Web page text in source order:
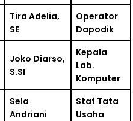
Tira Adelia,
SE
Operator
Dapodik
Joko Diarso,
S.SI
Kepala
Lab.
Komputer
Sela
Andriani
Staf Tata
Usaha